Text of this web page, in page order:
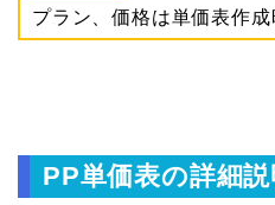
プラン、価格は単価表作成
PP単価表の詳細説